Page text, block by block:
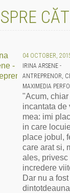
04 OCTOBER,
IRINA ARSENE -
ANTREPRENOR,
MAXIMEDIA
"Acum, chiar
incantata de
mea: imi
in care
place jobul,
care arat si,
ales, privesc
incredere
Dar nu a fost